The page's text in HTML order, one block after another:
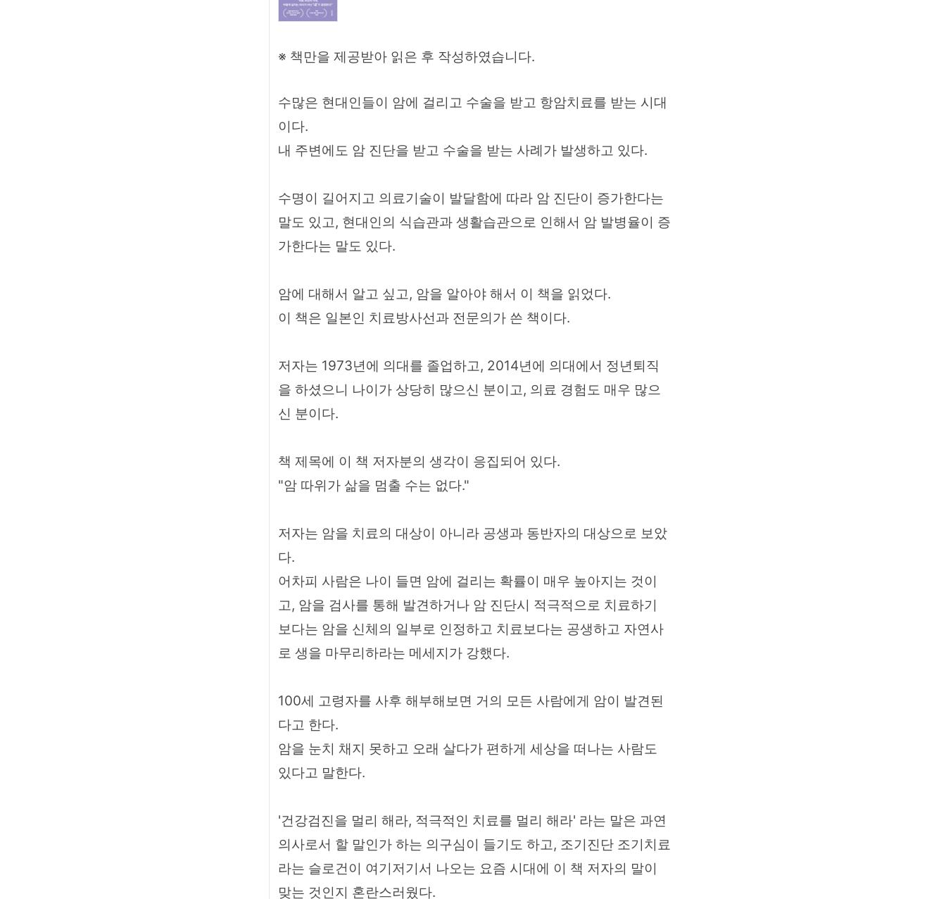
※ 책만을 제공받아 읽은 후 작성하였습니다.
수많은 현대인들이 암에 걸리고 수술을 받고 항암치료를 받는 시대
이다.
내 주변에도 암 진단을 받고 수술을 받는 사례가 발생하고 있다.
수명이 길어지고 의료기술이 발달함에 따라 암 진단이 증가한다는
말도 있고, 현대인의 식습관과 생활습관으로 인해서 암 발병율이 증
가한다는 말도 있다.
암에 대해서 알고 싶고, 암을 알아야 해서 이 책을 읽었다.
이 책은 일본인 치료방사선과 전문의가 쓴 책이다.
저자는 1973년에 의대를 졸업하고, 2014년에 의대에서 정년퇴직
을 하셨으니 나이가 상당히 많으신 분이고, 의료 경험도 매우 많으
신 분이다.
책 제목에 이 책 저자분의 생각이 응집되어 있다.
"암 따위가 삶을 멈출 수는 없다."
저자는 암을 치료의 대상이 아니라 공생과 동반자의 대상으로 보았
다.
어차피 사람은 나이 들면 암에 걸리는 확률이 매우 높아지는 것이
고, 암을 검사를 통해 발견하거나 암 진단시 적극적으로 치료하기
보다는 암을 신체의 일부로 인정하고 치료보다는 공생하고 자연사
로 생을 마무리하라는 메세지가 강했다.
100세 고령자를 사후 해부해보면 거의 모든 사람에게 암이 발견된
다고 한다.
암을 눈치 채지 못하고 오래 살다가 편하게 세상을 떠나는 사람도
있다고 말한다.
'건강검진을 멀리 해라, 적극적인 치료를 멀리 해라' 라는 말은 과연
의사로서 할 말인가 하는 의구심이 들기도 하고, 조기진단 조기치료
라는 슬로건이 여기저기서 나오는 요즘 시대에 이 책 저자의 말이
맞는 것인지 혼란스러웠다.